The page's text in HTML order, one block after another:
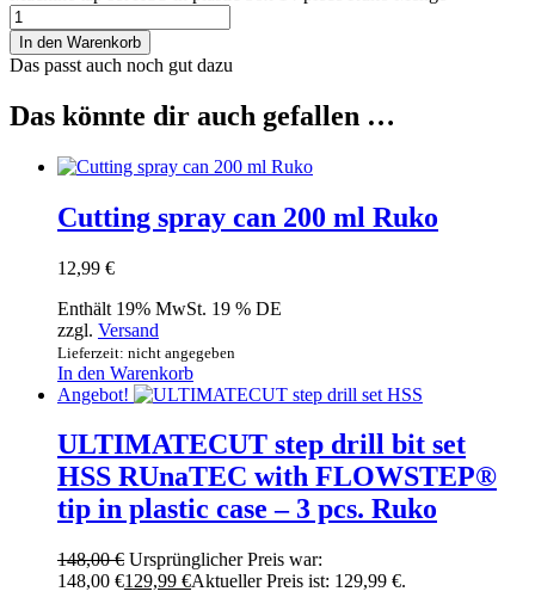
In den Warenkorb
Das passt auch noch gut dazu
Das könnte dir auch gefallen …
Cutting spray can 200 ml Ruko
12,99 €
Enthält 19% MwSt. 19 % DE
zzgl. Versand
Lieferzeit: nicht angegeben
In den Warenkorb
Angebot!
ULTIMATECUT step drill bit set
HSS RUnaTEC with FLOWSTEP®
tip in plastic case – 3 pcs. Ruko
148,00€ Ursprünglicher Preis war:
148,00 €129,99 €Aktueller Preis ist: 129,99 €.